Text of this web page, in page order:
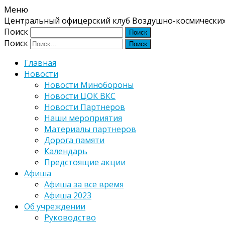
Меню
Центральный офицерский клуб Воздушно-
Поиск
Поиск
Главная
Новости
Новости Минобороны
Новости ЦОК ВКС
Новости Партнеров
Наши мероприятия
Материалы партнеров
Дорога памяти
Календарь
Предстоящие акции
Афиша
Афиша за все время
Афиша 2023
Об учреждении
Руководство